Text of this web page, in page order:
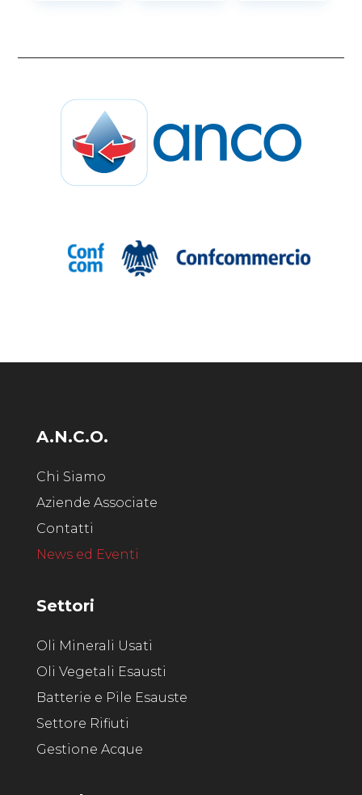
A.N.C.O.
Chi Siamo
Aziende Associate
Contatti
News ed Eventi
Settori
Oli Minerali Usati
Oli Vegetali Esausti
Batterie e Pile Esauste
Settore Rifiuti
Gestione Acque